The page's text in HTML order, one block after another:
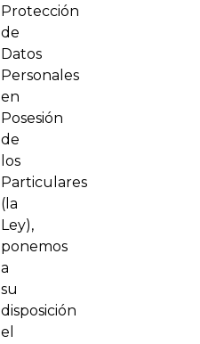
Protección
de
Datos
Personales
en
Posesión
de
los
Particulares
(la
Ley),
ponemos
a
su
disposición
el